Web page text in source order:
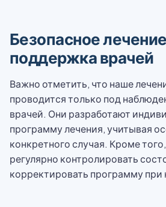
Безопасное
поддержка врачей
Важно отметить, что наше
проводится только под
врачей. Они разработают
программу лечения, учитывая
конкретного случая. Кроме
регулярно контролировать
корректировать программу